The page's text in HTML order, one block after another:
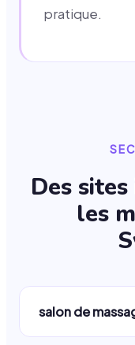
pratique.
Des
les
salon de